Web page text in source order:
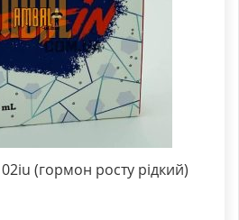
(гормон росту рідкий)